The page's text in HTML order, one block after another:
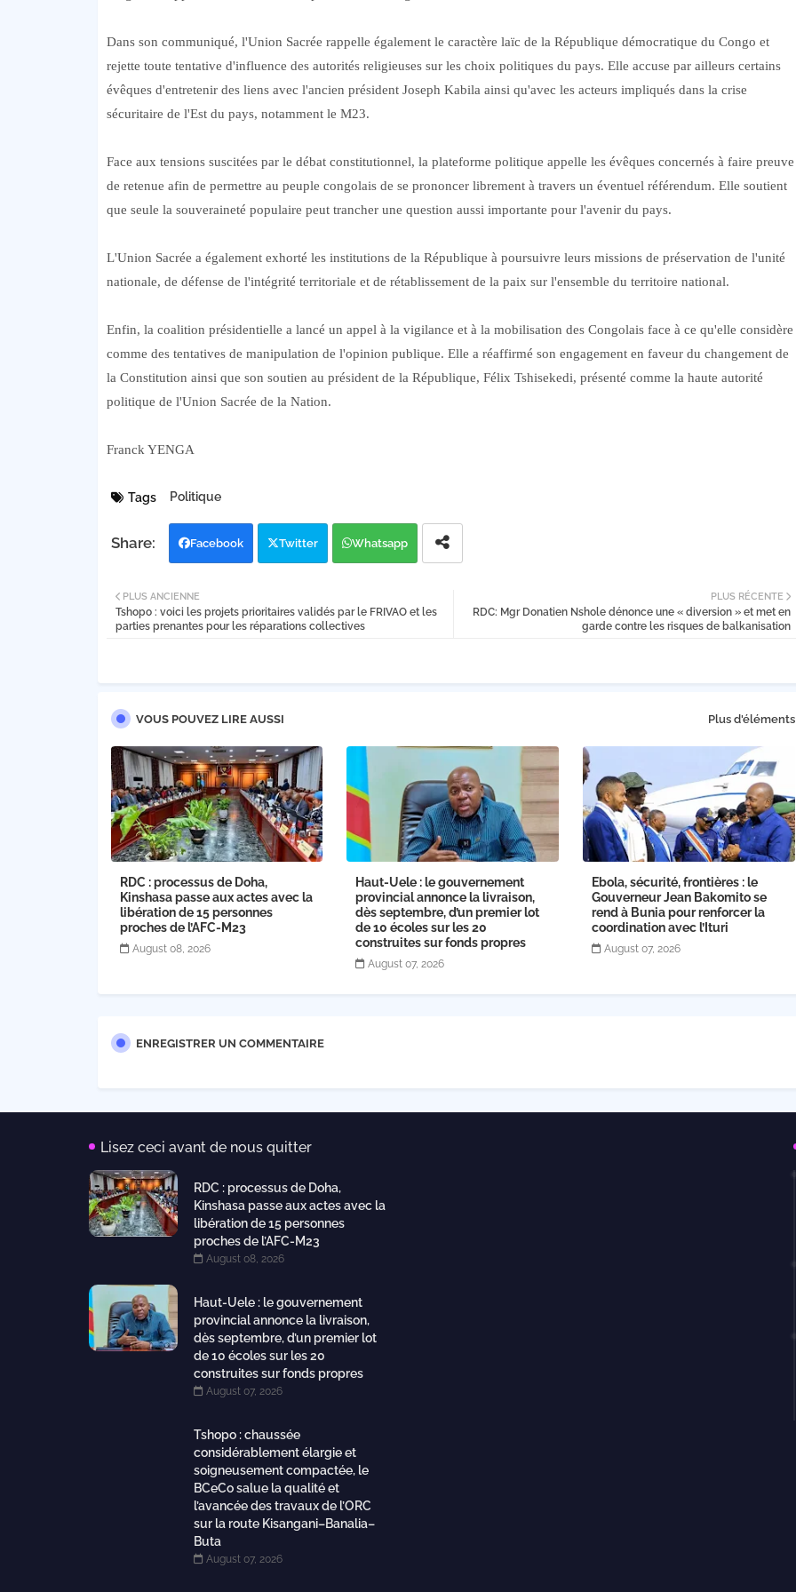
Dans son communiqué, l'Union Sacrée rappelle également le caractère laïc de la République démocratique du Congo et
rejette toute tentative d'influence des autorités religieuses sur les choix politiques du pays. Elle accuse par ailleurs certains
évêques d'entretenir des liens avec l'ancien président Joseph Kabila ainsi qu'avec les acteurs impliqués dans la crise
sécuritaire de l'Est du pays, notamment le M23.
Face aux tensions suscitées par le débat constitutionnel, la plateforme politique appelle les évêques concernés à faire preuve
de retenue afin de permettre au peuple congolais de se prononcer librement à travers un éventuel référendum. Elle soutient
que seule la souveraineté populaire peut trancher une question aussi importante pour l'avenir du pays.
L'Union Sacrée a également exhorté les institutions de la République à poursuivre leurs missions de préservation de l'unité
nationale, de défense de l'intégrité territoriale et de rétablissement de la paix sur l'ensemble du territoire national.
Enfin, la coalition présidentielle a lancé un appel à la vigilance et à la mobilisation des Congolais face à ce qu'elle considère
comme des tentatives de manipulation de l'opinion publique. Elle a réaffirmé son engagement en faveur du changement de
la Constitution ainsi que son soutien au président de la République, Félix Tshisekedi, présenté comme la haute autorité
politique de l'Union Sacrée de la Nation.
Franck YENGA
Tags Politique
Facebook Twitter Whatsapp
PLUS RÉCENTE
RDC: Mgr Donatien Nshole dénonce une « diversion » et met en
garde contre les risques de balkanisation
PLUS ANCIENNE
Tshopo : voici les projets prioritaires validés par le FRIVAO et les
parties prenantes pour les réparations collectives
VOUS POUVEZ LIRE AUSSI Plus d'éléments
RDC : processus de Doha,
Kinshasa passe aux actes avec la
libération de 15 personnes
proches de l’AFC-M23
August 08, 2026
Haut-Uele : le gouvernement
provincial annonce la livraison,
dès septembre, d’un premier lot
de 10 écoles sur les 20
construites sur fonds propres
August 07, 2026
Ebola, sécurité, frontières : le
Gouverneur Jean Bakomito se
rend à Bunia pour renforcer la
coordination avec l’Ituri
August 07, 2026
ENREGISTRER UN COMMENTAIRE
Lisez ceci avant de nous quitter
RDC : processus de Doha,
Kinshasa passe aux actes avec la
libération de 15 personnes
proches de l’AFC-M23
August 08, 2026
Haut-Uele : le gouvernement
provincial annonce la livraison,
dès septembre, d’un premier lot
de 10 écoles sur les 20
construites sur fonds propres
August 07, 2026
Tshopo : chaussée
considérablement élargie et
soigneusement compactée, le
BCeCo salue la qualité et
l’avancée des travaux de l’ORC
sur la route Kisangani–Banalia–
Buta
August 07, 2026